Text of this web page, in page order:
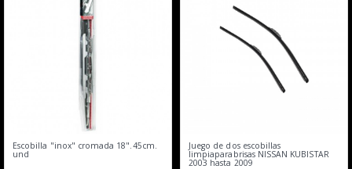
Escobilla "inox" cromada 18".45cm.
und
Juego de dos escobillas
limpiaparabrisas NISSAN KUBISTAR
2003 hasta 2009